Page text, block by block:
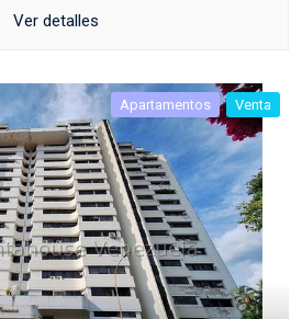
Ver detalles
Apartamentos Venta